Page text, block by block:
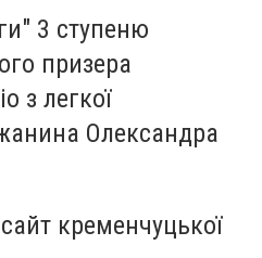
3 ступеню
призера
з легкої
Олександра
кременчуцької